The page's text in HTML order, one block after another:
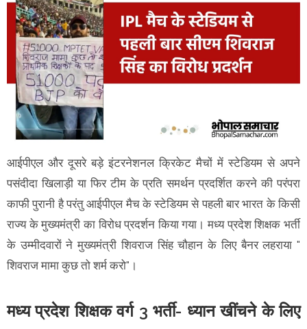
आईपीएल और दूसरे बड़े इंटरनेशनल क्रिकेट मैचों में स्टेडियम से अपने
पसंदीदा खिलाड़ी या फिर टीम के प्रति समर्थन प्रदर्शित करने की परंपरा
काफी पुरानी है परंतु आईपीएल मैच के स्टेडियम से पहली बार भारत के किसी
राज्य के मुख्यमंत्री का विरोध प्रदर्शन किया गया। मध्य प्रदेश शिक्षक भर्ती
के उम्मीदवारों ने मुख्यमंत्री शिवराज सिंह चौहान के लिए बैनर लहराया "
शिवराज मामा कुछ तो शर्म करो"।
मध्य प्रदेश शिक्षक वर्ग 3 भर्ती- ध्यान खींचने के लिए